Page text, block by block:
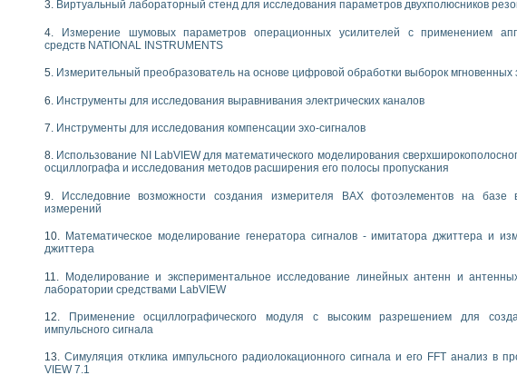
течения в расширяющемся канале
«Изучение магнитных свойств ферромагнетиков. Петля гистерезиса» с использованием
адиабатического расширения газов
переходных характеристик асинхронных двигателей при пуске
измерений с помощью LabVIEW
Назначение. Состав. Возможности
INSTRUMENTS для создания систем автоматизированного лабораторного практикума
принципа действия универсального цифрового вольтметра
обеспечение учебных лабораторных стендов
для изучения технологии выращивания полупроводниковых и оптических
LabVIEW
для исследования АЧХ и ФЧХ активных фильтров
лабораторный практикум по курсу «радиотехнические цепи и сигналы»
INSTRUMENTS в операционной системе LINUX
полигармонической экстраполяции в среде LabVIEW
принципа действия универсального цифрового вольтметра
принимаемых решений в среде LabVIEW
Виртуальный лабораторный стенд для исследования параметров двухполюсников
Измерение шумовых параметров операционных усилителей с применением
средств NATIONAL INSTRUMENTS
Измерительный преобразователь на основе цифровой обработки выборок мгновенных
Инструменты для исследования выравнивания электрических каналов
Инструменты для исследования компенсации эхо-сигналов
Использование NI LabVIEW для математического моделирования
осциллографа и исследования методов расширения его полосы пропускания
Исследовние возможности создания измерителя ВАХ фотоэлементов на базе
измерений
Математическое моделирование генератора сигналов - имитатора джиттера и
джиттера
Моделирование и экспериментальное исследование линейных антенн и
лаборатории средствами LabVIEW
Применение осциллографического модуля с высоким разрешением для
импульсного сигнала
Симуляция отклика импульсного радиолокационного сигнала и его FFT анализ в
VIEW 7.1